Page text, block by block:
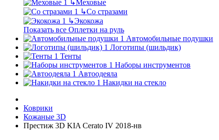
↳Меховые
↳Со стразами
↳Экокожа
Показать все Оплетки на руль
Автомобильные подушки
Логотипы (шильдик)
Тенты
Наборы инструментов
Автоодеяла
Накидки на стекло
Коврики
Кожаные 3D
Престиж 3D KIA Cerato IV 2018-нв